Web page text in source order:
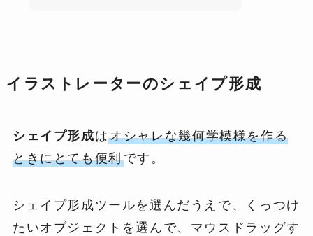
イラストレーターのシェイプ形成
シェイプ形成はオシャレな幾何学模様を作る
ときにとても便利です。
シェイプ形成ツールを選んだうえで、くっつけ
たいオブジェクトを選んで、マウスドラッグす